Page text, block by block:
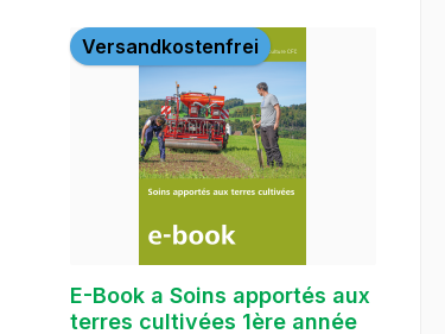
Versandkostenfrei
E-Book a Soins apportés aux
terres cultivées 1ère année